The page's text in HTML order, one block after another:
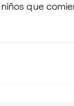
que